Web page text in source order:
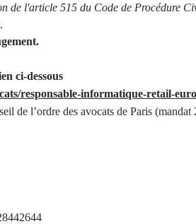
de l'article 515 du Code de Procédure
ci-dessous
responsable-informatique-retail-
de l’ordre des avocats de Paris (mandat